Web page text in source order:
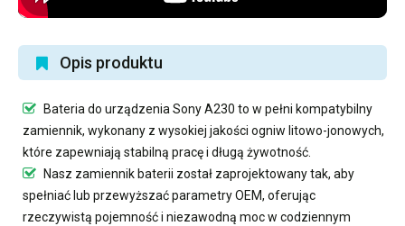
Opis produktu
Bateria do urządzenia Sony A230 to w pełni kompatybilny
zamiennik, wykonany z wysokiej jakości ogniw litowo-jonowych,
które zapewniają stabilną pracę i długą żywotność.
Nasz zamiennik baterii został zaprojektowany tak, aby
spełniać lub przewyższać parametry OEM, oferując
rzeczywistą pojemność i niezawodną moc w codziennym